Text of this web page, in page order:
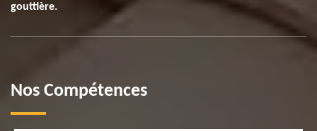
gouttière.
Nos Compétences